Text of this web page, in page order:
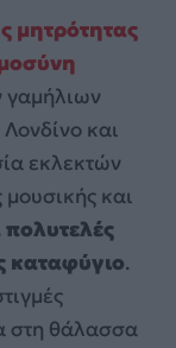
μητρότητας
γαμήλιων
και
εκλεκτών
και
πολυτελές
καταφύγιο.
στη θάλασσα